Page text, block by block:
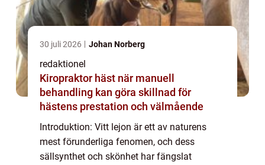
30 juli 2026 Johan Norberg
redaktionel
Kiropraktor häst när manuell
behandling kan göra skillnad för
hästens prestation och välmående
Introduktion: Vitt lejon är ett av naturens
mest förunderliga fenomen, och dess
sällsynthet och skönhet har fängslat